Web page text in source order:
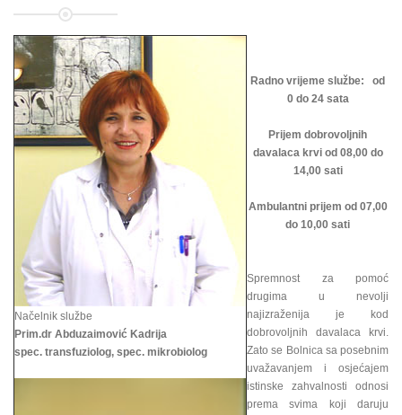
Načelnik službe
Prim.dr Abduzaimović Kadrija
spec. transfuziolog, spec. mikrobiolog
Radno vrijeme službe: od
0 do 24 sata
Prijem dobrovoljnih
davalaca krvi od 08,00 do
14,00 sati
Ambulantni prijem od 07,00
do 10,00 sati
Spremnost za pomoć
drugima u nevolji
najizraženija je kod
dobrovoljnih davalaca krvi.
Zato se Bolnica sa posebnim
uvažavanjem i osjećajem
istinske zahvalnosti odnosi
prema svima koji daruju